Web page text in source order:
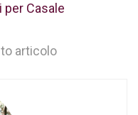
Casale
articolo